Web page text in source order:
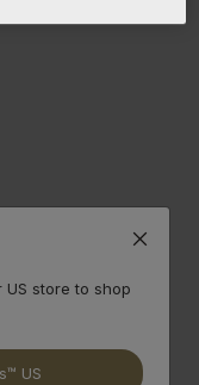
store to shop
US